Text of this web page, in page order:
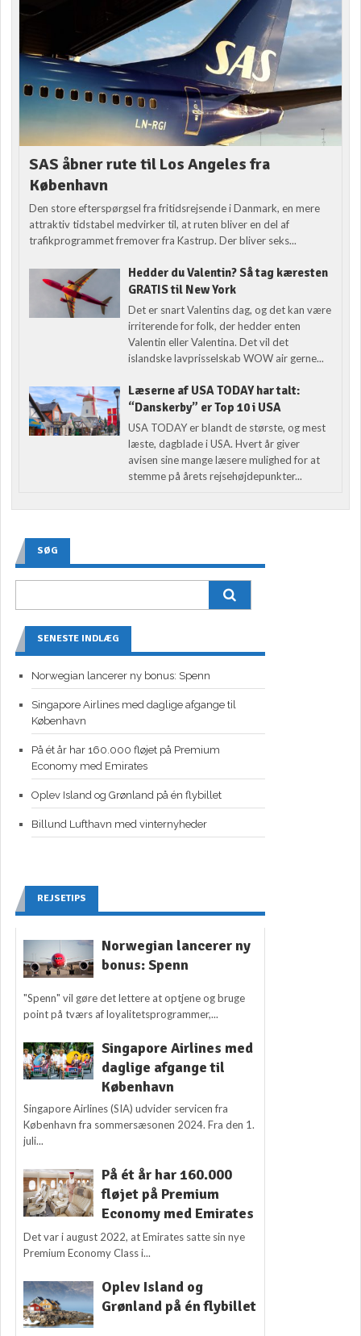
SAS åbner rute til Los Angeles fra
København
Den store efterspørgsel fra fritidsrejsende i Danmark, en mere
attraktiv tidstabel medvirker til, at ruten bliver en del af
trafikprogrammet fremover fra Kastrup. Der bliver seks...
Hedder du Valentin? Så tag kæresten
GRATIS til New York
Det er snart Valentins dag, og det kan være
irriterende for folk, der hedder enten
Valentin eller Valentina. Det vil det
islandske lavprisselskab WOW air gerne...
Læserne af USA TODAY har talt:
“Danskerby” er Top 10 i USA
USA TODAY er blandt de største, og mest
læste, dagblade i USA. Hvert år giver
avisen sine mange læsere mulighed for at
stemme på årets rejsehøjdepunkter...
SØG
SENESTE INDLÆG
Norwegian lancerer ny bonus: Spenn
Singapore Airlines med daglige afgange til
København
På ét år har 160.000 fløjet på Premium
Economy med Emirates
Oplev Island og Grønland på én flybillet
Billund Lufthavn med vinternyheder
REJSETIPS
Norwegian lancerer ny
bonus: Spenn
"Spenn" vil gøre det lettere at optjene og bruge
point på tværs af loyalitetsprogrammer,...
Singapore Airlines med
daglige afgange til
København
Singapore Airlines (SIA) udvider servicen fra
København fra sommersæsonen 2024. Fra den 1.
juli...
På ét år har 160.000
fløjet på Premium
Economy med Emirates
Det var i august 2022, at Emirates satte sin nye
Premium Economy Class i...
Oplev Island og
Grønland på én flybillet